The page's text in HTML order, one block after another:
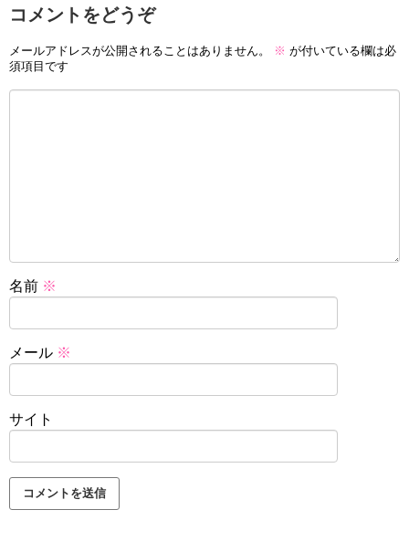
コメントをどうぞ
メールアドレスが公開されることはありません。 ※ が付いている欄は必
須項目です
名前 ※
メール ※
サイト